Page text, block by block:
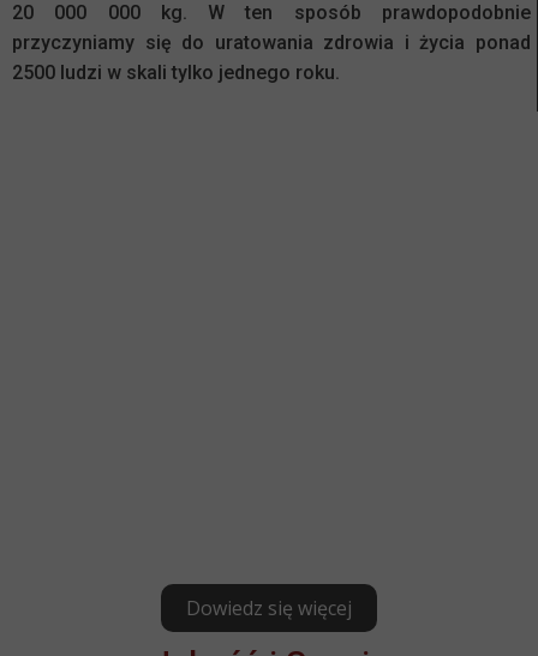
20 000 000 kg. W ten sposób prawdopodobnie
przyczyniamy się do uratowania zdrowia i życia ponad
2500 ludzi w skali tylko jednego roku.
Dowiedz się więcej